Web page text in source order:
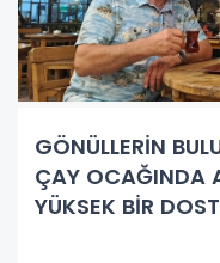
GÖNÜLLERİN
ÇAY OCAĞINDA
YÜKSEK BİR